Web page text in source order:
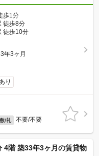
歩1分
徒歩8分
徒歩10分
年3ヶ月
り
敷/礼 不要/不要
4階 築33年3ヶ月の賃貸物